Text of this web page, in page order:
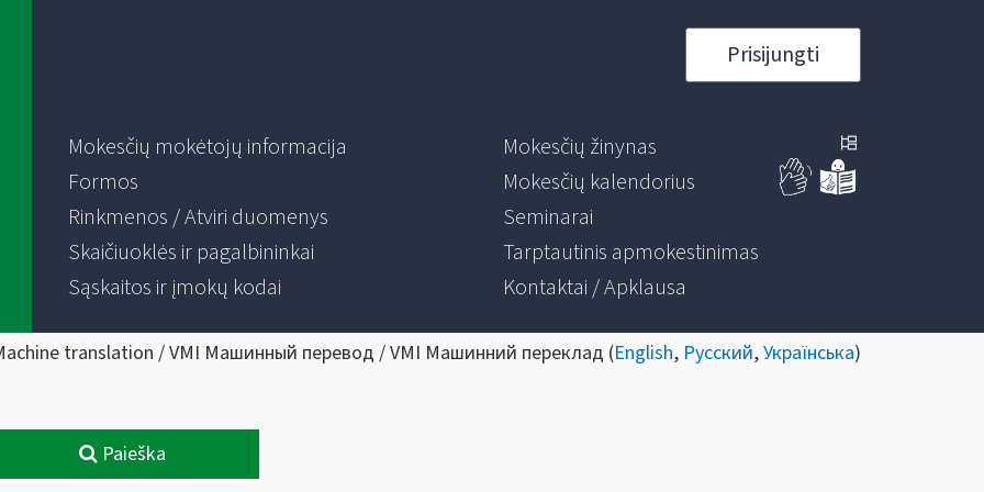
Prisijungti
Mokesčių mokėtojų informacija
Formos
Rinkmenos / Atviri duomenys
Skaičiuoklės ir pagalbininkai
Sąskaitos ir įmokų kodai
Mokesčių žinynas
Mokesčių kalendorius
Seminarai
Tarptautinis apmokestinimas
Kontaktai / Apklausa
translation / VMI Машинный перевод / VMI Машинний переклад (English, Русский,Українська)
Paieška